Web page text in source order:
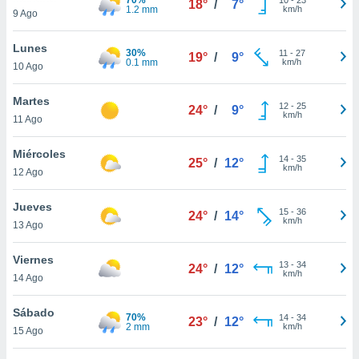
más
nuestra
y
de
disponible
cookies
aceptar
9 Ago
1.2 mm
18° / 7°
km/h
Lunes
10 Ago
30%
0.1 mm
19° / 9° 11 - 27
km/h
Martes
11 Ago
24° / 9° 12- 25
km/h
Miércoles
12 Ago
25° / 12° 14- 35
km/h
Jueves
13 Ago
24° / 14° 15- 36
km/h
Viernes
14 Ago
24° / 12° 13- 34
km/h
Sábado
15 Ago
70%
2 mm
23° / 12° 14- 34
km/h